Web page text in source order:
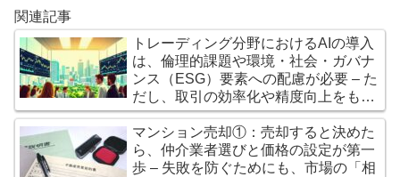
関連記事
トレーディング分野におけるAIの導入
は、倫理的課題や環境・社会・ガバナ
ンス（ESG）要素への配慮が必要 – た
だし、取引の効率化や精度向上をもた
らし金融市場にもたらす影響は計り知
れない
マンション売却①：売却すると決めた
ら、仲介業者選びと価格の設定が第一
歩 – 失敗を防ぐためにも、市場の「相